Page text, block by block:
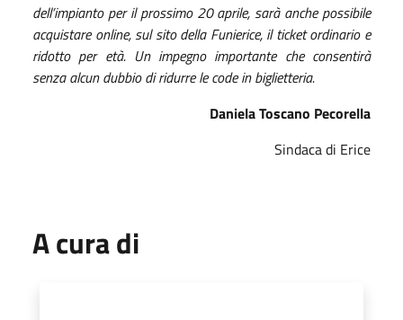
dell’impianto per il prossimo 20 aprile, sarà anche possibile
acquistare online, sul sito della Funierice, il ticket ordinario e
ridotto per età. Un impegno importante che consentirà
senza alcun dubbio di ridurre le code in biglietteria.
Daniela Toscano Pecorella
Sindaca di Erice
A cura di